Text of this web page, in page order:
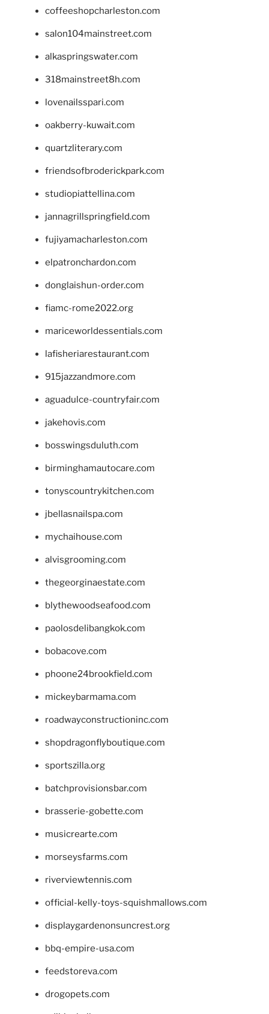
coffeeshopcharleston.com
salon104mainstreet.com
alkaspringswater.com
318mainstreet8h.com
lovenailsspari.com
oakberry-kuwait.com
quartzliterary.com
friendsofbroderickpark.com
studiopiattellina.com
jannagrillspringfield.com
fujiyamacharleston.com
elpatronchardon.com
donglaishun-order.com
fiamc-rome2022.org
mariceworldessentials.com
lafisheriarestaurant.com
915jazzandmore.com
aguadulce-countryfair.com
jakehovis.com
bosswingsduluth.com
birminghamautocare.com
tonyscountrykitchen.com
jbellasnailspa.com
mychaihouse.com
alvisgrooming.com
thegeorginaestate.com
blythewoodseafood.com
paolosdelibangkok.com
bobacove.com
phoone24brookfield.com
mickeybarmama.com
roadwayconstructioninc.com
shopdragonflyboutique.com
sportszilla.org
batchprovisionsbar.com
brasserie-gobette.com
musicrearte.com
morseysfarms.com
riverviewtennis.com
official-kelly-toys-squishmallows.com
displaygardenonsuncrest.org
bbq-empire-usa.com
feedstoreva.com
drogopets.com